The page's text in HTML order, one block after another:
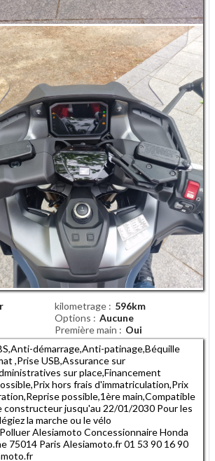
kilometrage
596km
Options
Aucune
Première main
Oui
démarrage,Anti-patinage,Béquille
,Prise USB,Assurance sur
sur place,Financement
hors frais d'immatriculation,Prix
possible,1ère main,Compatible
constructeur jusqu'au 22/01/2030 Pour les
la marche ou le vélo
Alesiamoto Concessionnaire Honda
75014 Paris Alesiamoto.fr 01 53 90 16 90